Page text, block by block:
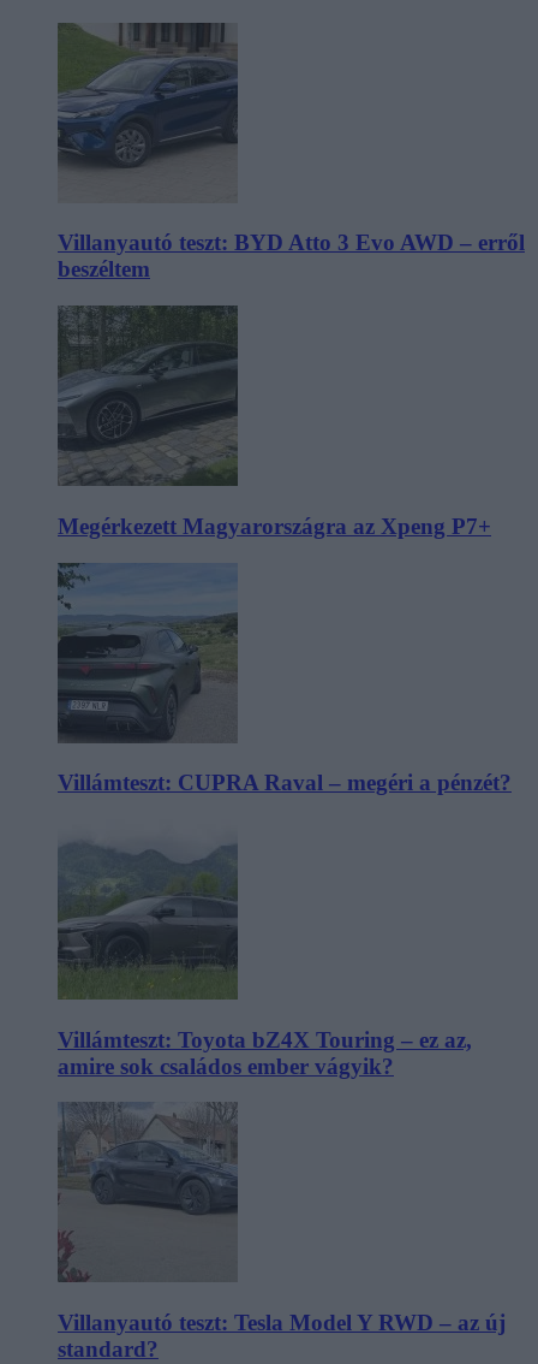
Villanyautó teszt: BYD Atto 3 Evo AWD – erről
beszéltem
Megérkezett Magyarországra az Xpeng P7+
Villámteszt: CUPRA Raval – megéri a pénzét?
Villámteszt: Toyota bZ4X Touring – ez az,
amire sok családos ember vágyik?
Villanyautó teszt: Tesla Model Y RWD – az új
standard?